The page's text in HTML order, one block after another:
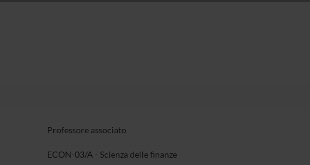
Professore associato
ECON-03/A - Scienza delle finanze